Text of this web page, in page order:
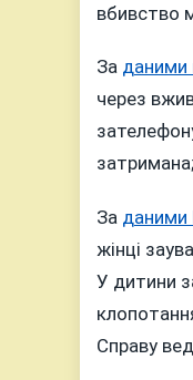
вбивство
За даними
через
За даними
жінці
У дитини
Справу